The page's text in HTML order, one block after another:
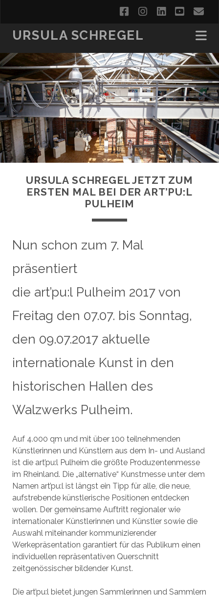
facebookinstagram
linkedin
URSULA SCHREGEL
URSULA SCHREGEL JETZT ZUM
ERSTEN MAL BEI DER ART’PU:L
PULHEIM
Nun schon zum 7. Mal
präsentiert
die art’pu:l Pulheim 2017 von
Freitag den 07.07. bis Sonntag,
den 09.07.2017 aktuelle
internationale Kunst in den
historischen Hallen des
Walzwerks Pulheim.
Auf 4.000 qm und mit über 100 teilnehmenden
Künstlerinnen und Künstlern aus dem In- und Ausland
ist die art’pu:l Pulheim die größte Produzentenmesse
im Rheinland. Die „alternative“ Kunstmesse unter dem
Namen art’pu:l ist längst ein Tipp für alle, die neue,
aufstrebende künstlerische Positionen entdecken
wollen. Der gemeinsame Auftritt regionaler wie
internationaler Künstlerinnen und Künstler sowie die
Auswahl miteinander kommunizierender
Werkepräsentation garantiert für das Publikum einen
individuellen repräsentativen Querschnitt
zeitgenössischer bildender Kunst.
Die art’pu:l bietet jungen Sammlerinnen und Sammlern